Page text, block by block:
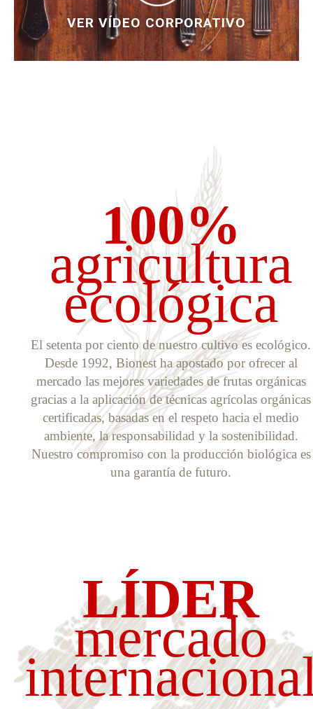
Leer artículo
100%
agricultura
ecológica
El setenta por ciento de nuestro cultivo es ecológico.
Desde 1992, Bionest ha apostado por ofrecer al
mercado las mejores variedades de frutas orgánicas
gracias a la aplicación de técnicas agrícolas orgánicas
certificadas, basadas en el respeto hacia el medio
ambiente, la responsabilidad y la sostenibilidad.
Nuestro compromiso con la producción biológica es
una garantía de futuro.
LÍDER
mercado